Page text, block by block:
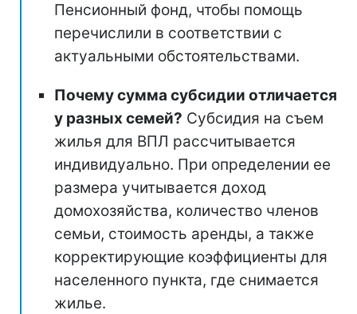
Пенсионный фонд, чтобы помощь
перечислили в соответствии с
актуальными обстоятельствами.
Почему сумма субсидии отличается
у разных семей? Субсидия на съем
жилья для ВПЛ рассчитывается
индивидуально. При определении ее
размера учитывается доход
домохозяйства, количество членов
семьи, стоимость аренды, а также
корректирующие коэффициенты для
населенного пункта, где снимается
жилье.